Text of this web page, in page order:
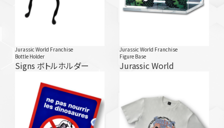
Jurassic World Franchise
Bottle Holder
Signs ボトルホルダー
Jurassic World Franchise
Figure Base
Jurassic World